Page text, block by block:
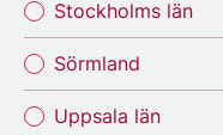
Stockholms län
Sörmland
Uppsala län